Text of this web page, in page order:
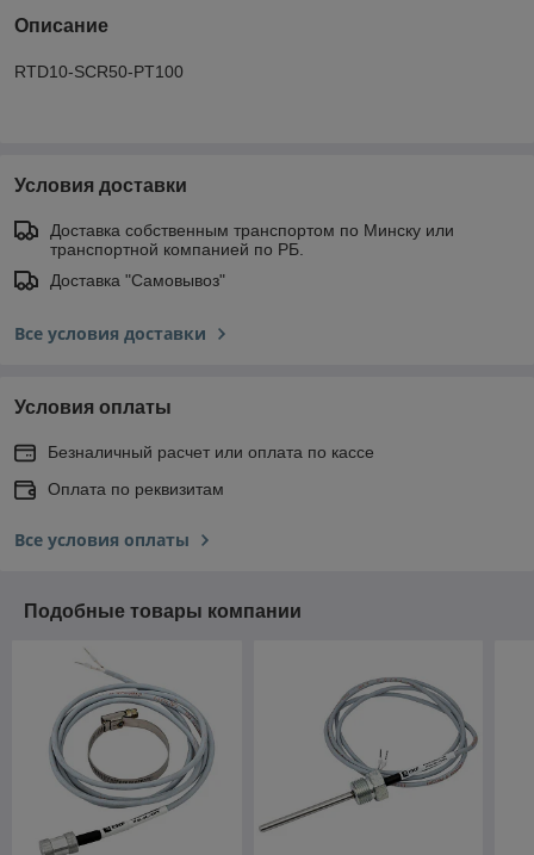
Описание
RTD10-SCR50-PT100
Условия доставки
Доставка собственным транспортом по Минску или
транспортной компанией по РБ.
Доставка "Самовывоз"
Все условия доставки
Условия оплаты
Безналичный расчет или оплата по кассе
Оплата по реквизитам
Все условия оплаты
Подобные товары компании